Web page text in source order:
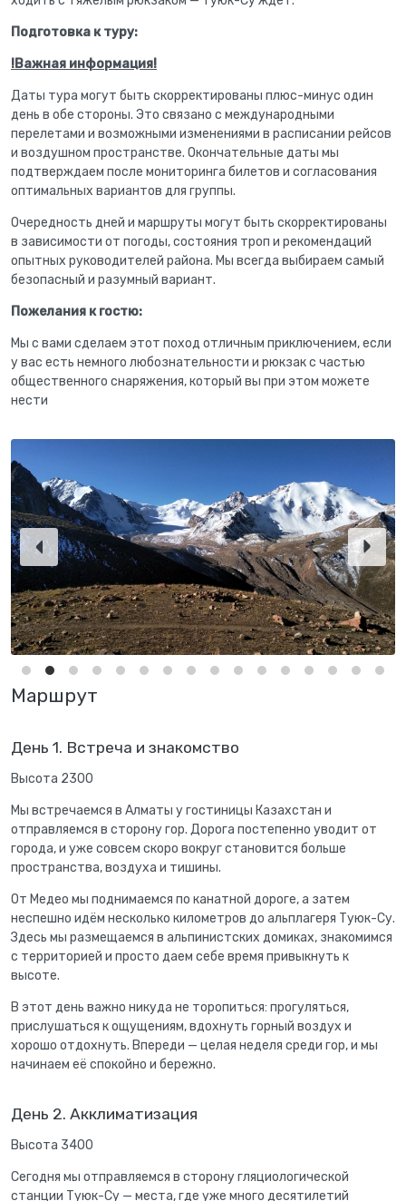
Подготовка к туру:
!Важная информация!
Даты тура могут быть скорректированы плюс-минус один
день в обе стороны. Это связано с международными
перелетами и возможными изменениями в расписании рейсов
и воздушном пространстве. Окончательные даты мы
подтверждаем после мониторинга билетов и согласования
оптимальных вариантов для группы.
Очередность дней и маршруты могут быть скорректированы
в зависимости от погоды, состояния троп и рекомендаций
опытных руководителей района. Мы всегда выбираем самый
безопасный и разумный вариант.
Пожелания к гостю:
Мы с вами сделаем этот поход отличным приключением, если
у вас есть немного любознательности и рюкзак с частью
общественного снаряжения, который вы при этом можете
нести
Маршрут
День 1. Встреча и знакомство
Высота 2300
Мы встречаемся в Алматы у гостиницы Казахстан и
отправляемся в сторону гор. Дорога постепенно уводит от
города, и уже совсем скоро вокруг становится больше
пространства, воздуха и тишины.
От Медео мы поднимаемся по канатной дороге, а затем
неспешно идём несколько километров до альплагеря Туюк-Су.
Здесь мы размещаемся в альпинистских домиках, знакомимся
с территорией и просто даем себе время привыкнуть к
высоте.
В этот день важно никуда не торопиться: прогуляться,
прислушаться к ощущениям, вдохнуть горный воздух и
хорошо отдохнуть. Впереди — целая неделя среди гор, и мы
начинаем её спокойно и бережно.
День 2. Акклиматизация
Высота 3400
Сегодня мы отправляемся в сторону гляциологической
станции Туюк-Су — места, где уже много десятилетий